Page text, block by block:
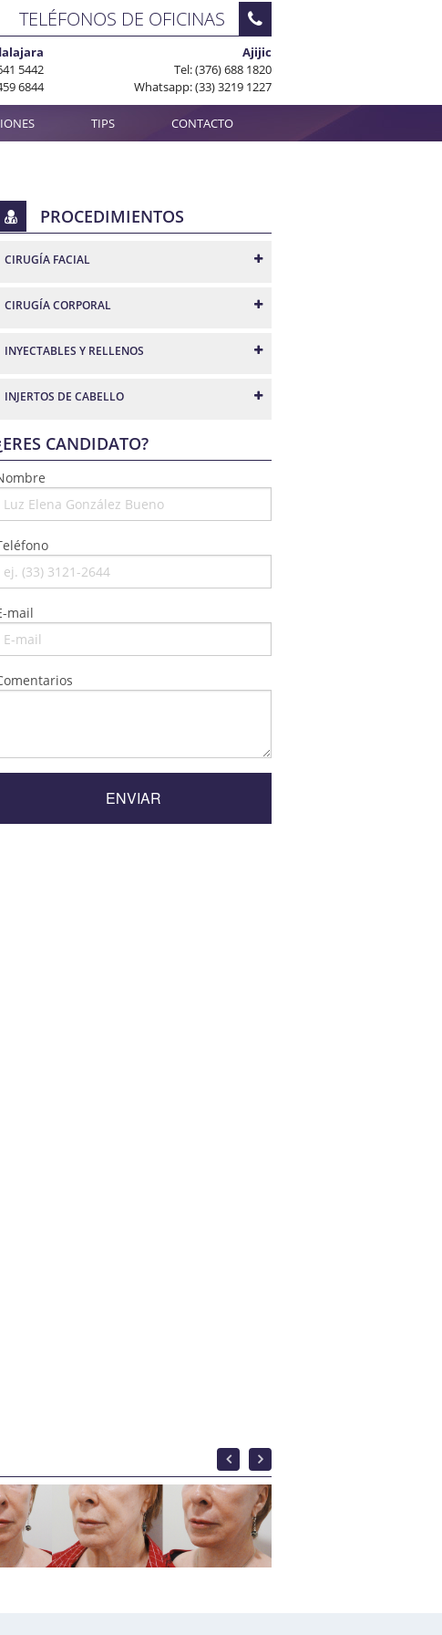
TELÉFONOS DE OFICINAS
5442
6844
Ajijic
Tel: (376) 688 1820
Whatsapp: (33) 3219 1227
TIPS CONTACTO
PROCEDIMIENTOS
CIRUGÍA FACIAL
CIRUGÍA CORPORAL
INYECTABLES Y RELLENOS
INJERTOS DE CABELLO
CANDIDATO?
mail